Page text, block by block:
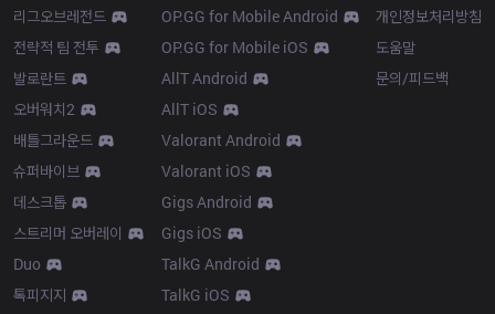
리그오브레전드
전략적 팀 전투
발로란트
오버워치2
배틀그라운드
슈퍼바이브
데스크톱
스트리머 오버레이
Duo
톡피지지
OP.GG for Mobile Android
OP.GG for Mobile iOS
AllT Android
AllT iOS
Valorant Android
Valorant iOS
Gigs Android
Gigs iOS
TalkG Android
TalkG iOS
개인정보처리방침
도움말
문의/피드백